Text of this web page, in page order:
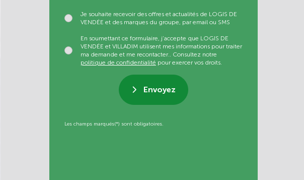
Je souhaite recevoir des offres et actualités de LOGIS DE
VENDÉE et des marques du groupe, par email ou SMS
En soumettant ce formulaire, j’accepte que LOGIS DE
VENDÉE et VILLADIM utilisent mes informations pour traiter
ma demande et me recontacter.. Consultez notre
politique de confidentialité pour exercer vos droits.
Envoyez
Les champs marqués(*) sont obligatoires.